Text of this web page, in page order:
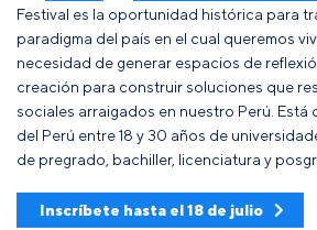
Festival es la oportunidad histórica para
paradigma del país en el cual queremos
necesidad de generar espacios de
creación para construir soluciones que
sociales arraigados en nuestro Perú. Está
del Perú entre 18 y 30 años de
de pregrado, bachiller, licenciatura y
Inscríbete hasta el 18 de julio